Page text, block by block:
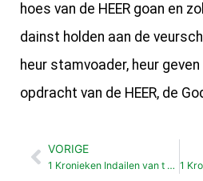
hoes van de HEER goan en
dainst holden aan de
heur stamvoader, heur geven
opdracht van de HEER, de
Vorige
VORIGE
1 Kronieken Indailen van t waark van Levieten (23: 1-32)